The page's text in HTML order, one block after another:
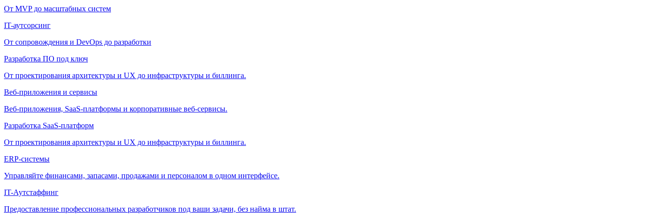
От MVP до масштабных систем
IT-аутсорсинг
От сопровождения и DevOps до разработки
Разработка ПО под ключ
От проектирования архитектуры и UX до инфраструктуры и биллинга.
Веб-приложения и сервисы
Веб-приложения, SaaS-платформы и корпоративные веб-сервисы.
Разработка SaaS-платформ
От проектирования архитектуры и UX до инфраструктуры и биллинга.
ERP-системы
Управляйте финансами, запасами, продажами и персоналом в одном интерфейсе.
IT-Аутстаффинг
Предоставление профессиональных разработчиков под ваши задачи, без найма в штат.